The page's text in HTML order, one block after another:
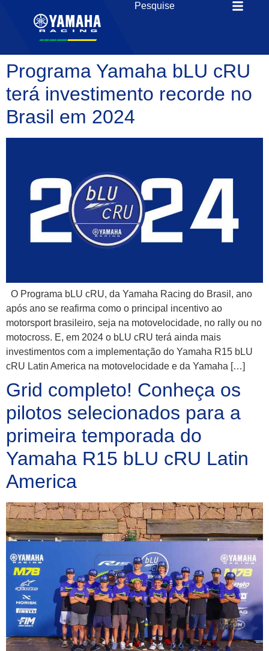
Programa Yamaha bLU cRU
terá investimento recorde no
Brasil em 2024
O Programa bLU cRU, da Yamaha Racing do Brasil, ano
após ano se reafirma como o principal incentivo ao
motorsport brasileiro, seja na motovelocidade, no rally ou no
motocross. E, em 2024 o bLU cRU terá ainda mais
investimentos com a implementação do Yamaha R15 bLU
cRU Latin America na motovelocidade e da Yamaha […]
Grid completo! Conheça os
pilotos selecionados para a
primeira temporada do
Yamaha R15 bLU cRU Latin
America